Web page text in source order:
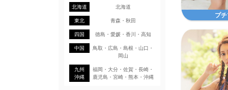
北海道 北海道
東北 青森・秋田
四国 徳島・愛媛・香川・高知
中国
鳥取・広島・島根・山口・
岡山
九州
沖縄
福岡・大分・佐賀・長崎・
鹿児島・宮崎・熊本・沖縄
プ